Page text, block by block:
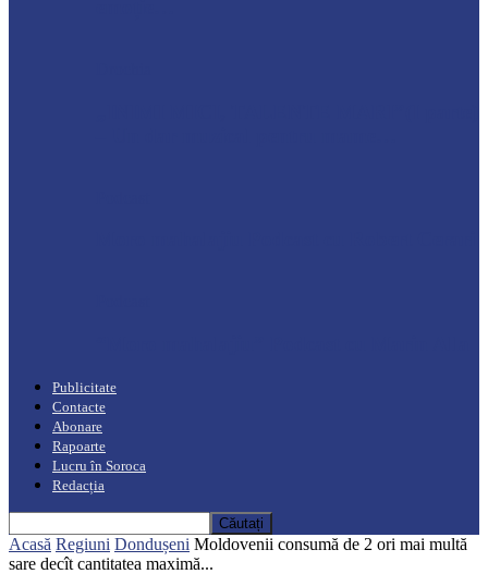
Publicitate
Contacte
Abonare
Rapoarte
Lucru în Soroca
Redacția
Acasă Regiuni Dondușeni Moldovenii consumă de 2 ori mai multă
sare decît cantitatea maximă...